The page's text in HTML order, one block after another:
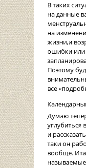
В таких
на данные
на
жизни,и
ошибки или
Поэтому
все
Думаю
углубиться
и
таки он
вообще.